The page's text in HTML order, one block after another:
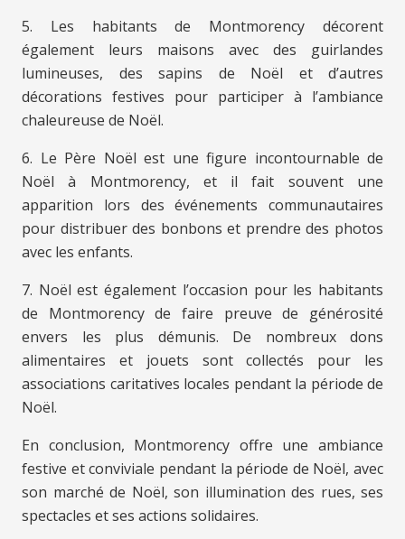
5. Les habitants de Montmorency décorent
également leurs maisons avec des guirlandes
lumineuses, des sapins de Noël et d’autres
décorations festives pour participer à l’ambiance
chaleureuse de Noël.
6. Le Père Noël est une figure incontournable de
Noël à Montmorency, et il fait souvent une
apparition lors des événements communautaires
pour distribuer des bonbons et prendre des photos
avec les enfants.
7. Noël est également l’occasion pour les habitants
de Montmorency de faire preuve de générosité
envers les plus démunis. De nombreux dons
alimentaires et jouets sont collectés pour les
associations caritatives locales pendant la période de
Noël.
En conclusion, Montmorency offre une ambiance
festive et conviviale pendant la période de Noël, avec
son marché de Noël, son illumination des rues, ses
spectacles et ses actions solidaires.